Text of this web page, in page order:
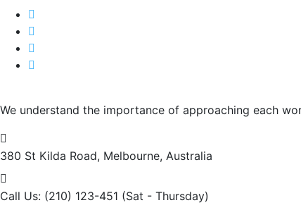
We understand the importance of approaching each
380 St Kilda Road, Melbourne, Australia
Call Us: (210) 123-451 (Sat - Thursday)